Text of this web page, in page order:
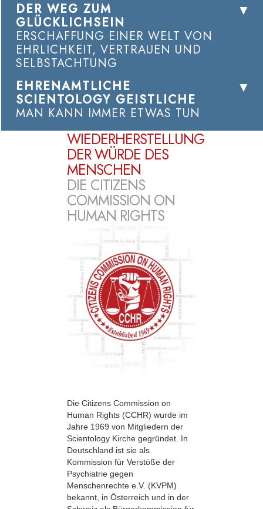
DER WEG ZUM
GLÜCKLICHSEIN
ERSCHAFFUNG EINER WELT VON
EHRLICHKEIT, VERTRAUEN UND
SELBSTACHTUNG
EHRENAMTLICHE
SCIENTOLOGY GEISTLICHE
MAN KANN IMMER ETWAS TUN
WIEDERHERSTELLUNG
DER WÜRDE DES
MENSCHEN
DIE CITIZENS
COMMISSION ON
HUMAN RIGHTS
Die Citizens Commission on
Human Rights (CCHR) wurde im
Jahre 1969 von Mitgliedern der
Scientology Kirche gegründet. In
Deutschland ist sie als
Kommission für Verstöße der
Psychiatrie gegen
Menschenrechte e.V. (KVPM)
bekannt, in Österreich und in der